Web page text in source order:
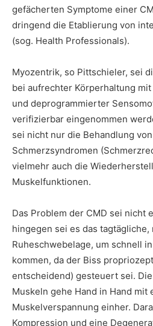
gefächerten Symptome einer
dringend die Etablierung von
(sog. Health Professionals).
Myozentrik, so Pittschieler, sei
bei aufrechter Körperhaltung
und deprogrammierter
verifizierbar eingenommen
sei nicht nur die Behandlung
Schmerzsyndromen
vielmehr auch die
Muskelfunktionen.
Das Problem der CMD sei nicht
hingegen sei es das
Ruheschwebelage, um schnell
kommen, da der Biss
entscheidend) gesteuert sei.
Muskeln gehe Hand in Hand mit
Muskelverspannung einher.
Kompression und eine